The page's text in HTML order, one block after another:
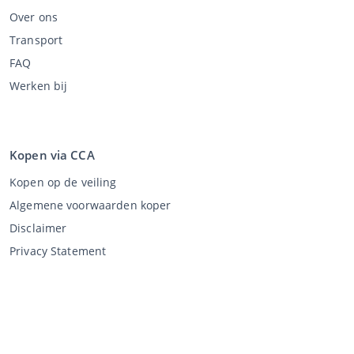
Over ons
Transport
FAQ
Werken bij
Kopen via CCA
Kopen op de veiling
Algemene voorwaarden koper
Disclaimer
Privacy Statement